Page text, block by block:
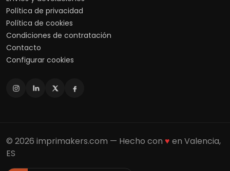
Política de privacidad
Política de cookies
Condiciones de contratación
Contacto
Configurar cookies
© 2026 imprimakers.com — Hecho con ♥ en Valencia,
ES